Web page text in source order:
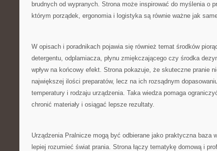
brudnych od wypranych. Strona może inspirować do myślenia o
którym porządek, ergonomia i logistyka są równie ważne jak
W opisach i poradnikach pojawia się również temat środków
detergentu, odplamiacza, płynu zmiękczającego czy środka
wpływ na końcowy efekt. Strona pokazuje, że skuteczne pranie
największej ilości preparatów, lecz na ich rozsądnym
temperatury i rodzaju urządzenia. Taka wiedza pomaga
chronić materiały i osiągać lepsze rezultaty.
Urządzenia Pralnicze mogą być odbierane jako praktyczna baza
lepiej rozumieć świat prania. Strona łączy tematykę domową i